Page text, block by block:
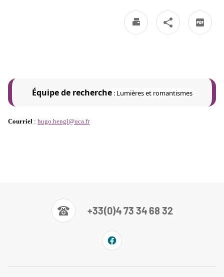
Équipe de recherche: Lumières et romantismes
Courriel : hugo.hengl@uca.fr
+33(0)4 73 34 68 32